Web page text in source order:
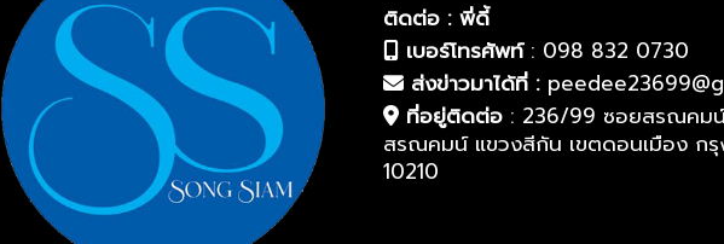
ติดต่อ : พี่ดี้
เบอร์โทรศัพท์: 098 832 0730
ส่งข่าวมาได้ที่ :
ที่อยู่ติดต่อ: 236/99 ซอยสรณคม
สรณคมน์ แขวงสีกัน เขตดอนเมือง กรุ
10210